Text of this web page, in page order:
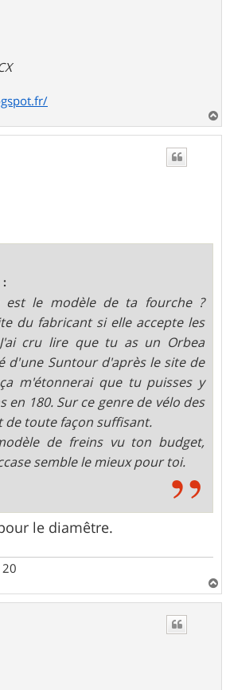
a
u
:
est le modèle de ta fourche ?
du fabricant si elle accepte les
cru lire que tu as un Orbea
d'une Suntour d'après le site de
m'étonnerai que tu puisses y
en 180. Sur ce genre de vélo des
de toute façon suffisant.
de freins vu ton budget,
semble le mieux pour toi.
le diamêtre.
a